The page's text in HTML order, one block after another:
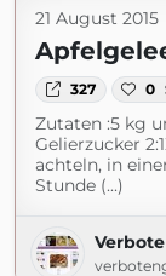
21 August 2015
327 0
Zutaten :5 kg
Gelierzucker
achteln, in
Stunde (...)